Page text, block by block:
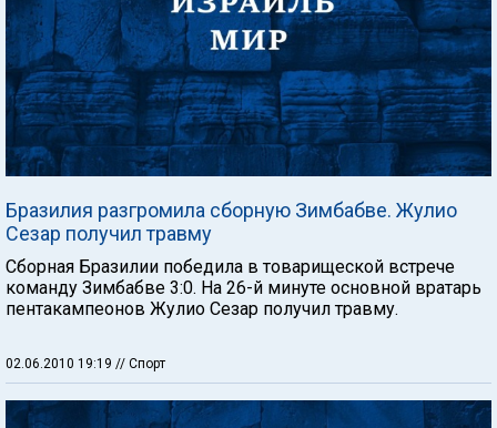
Бразилия разгромила сборную Зимбабве. Жулио
Сезар получил травму
Сборная Бразилии победила в товарищеской встрече
команду Зимбабве 3:0. На 26-й минуте основной вратарь
пентакампеонов Жулио Сезар получил травму.
02.06.2010 19:19 // Спорт